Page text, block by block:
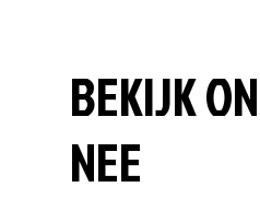
BEKIJK
NEE